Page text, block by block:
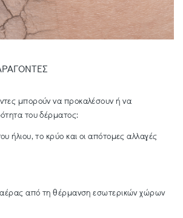
μπορούν να προκαλέσουν ή να
του δέρματος:
ήλιου, το κρύο και οι απότομες αλλαγές
αέρας από τη θέρμανση εσωτερικών χώρων